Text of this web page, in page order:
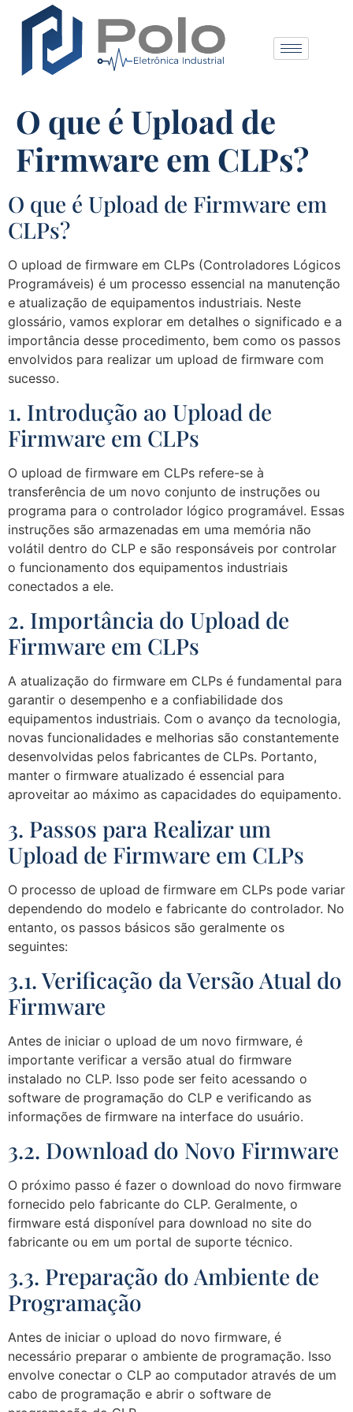
O que é Upload de
Firmware em CLPs?
O que é Upload de Firmware em
CLPs?
O upload de firmware em CLPs (Controladores Lógicos
Programáveis) é um processo essencial na manutenção
e atualização de equipamentos industriais. Neste
glossário, vamos explorar em detalhes o significado e a
importância desse procedimento, bem como os passos
envolvidos para realizar um upload de firmware com
sucesso.
1. Introdução ao Upload de
Firmware em CLPs
O upload de firmware em CLPs refere-se à
transferência de um novo conjunto de instruções ou
programa para o controlador lógico programável. Essas
instruções são armazenadas em uma memória não
volátil dentro do CLP e são responsáveis por controlar
o funcionamento dos equipamentos industriais
conectados a ele.
2. Importância do Upload de
Firmware em CLPs
A atualização do firmware em CLPs é fundamental para
garantir o desempenho e a confiabilidade dos
equipamentos industriais. Com o avanço da tecnologia,
novas funcionalidades e melhorias são constantemente
desenvolvidas pelos fabricantes de CLPs. Portanto,
manter o firmware atualizado é essencial para
aproveitar ao máximo as capacidades do equipamento.
3. Passos para Realizar um
Upload de Firmware em CLPs
O processo de upload de firmware em CLPs pode variar
dependendo do modelo e fabricante do controlador. No
entanto, os passos básicos são geralmente os
seguintes:
3.1. Verificação da Versão Atual do
Firmware
Antes de iniciar o upload de um novo firmware, é
importante verificar a versão atual do firmware
instalado no CLP. Isso pode ser feito acessando o
software de programação do CLP e verificando as
informações de firmware na interface do usuário.
3.2. Download do Novo Firmware
O próximo passo é fazer o download do novo firmware
fornecido pelo fabricante do CLP. Geralmente, o
firmware está disponível para download no site do
fabricante ou em um portal de suporte técnico.
3.3. Preparação do Ambiente de
Programação
Antes de iniciar o upload do novo firmware, é
necessário preparar o ambiente de programação. Isso
envolve conectar o CLP ao computador através de um
cabo de programação e abrir o software de